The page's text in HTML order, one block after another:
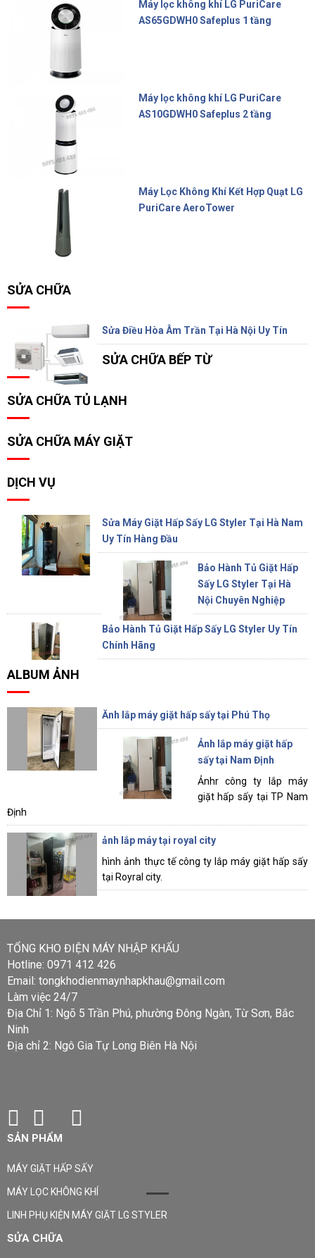
Máy lọc không khí LG PuriCare
AS65GDWH0 Safeplus 1 tầng
Máy lọc không khí LG PuriCare
AS10GDWH0 Safeplus 2 tầng
Máy Lọc Không Khí Kết Hợp Quạt LG
PuriCare AeroTower
SỬA CHỮA
Sửa Điều Hòa Âm Trần Tại Hà Nội Uy Tín
SỬA CHỮA BẾP TỪ
SỬA CHỮA TỦ LẠNH
SỬA CHỮA MÁY GIẶT
DỊCH VỤ
Sửa Máy Giặt Hấp Sấy LG Styler Tại Hà Nam
Uy Tín Hàng Đầu
Bảo Hành Tủ Giặt Hấp
Sấy LG Styler Tại Hà
Nội Chuyên Nghiệp
Bảo Hành Tủ Giặt Hấp Sấy LG Styler Uy Tín
Chính Hãng
ALBUM ẢNH
Ănh lắp máy giặt hấp sấy tại Phú Thọ
Ảnh lắp máy giặt hấp
sấy tại Nam Định
Ảnhr công ty lắp máy
giặt hấp sấy tại TP Nam
Định
ảnh lắp máy tại royal city
hình ảnh thực tế công ty lắp máy giặt hấp sấy
tại Royral city.
TỔNG KHO ĐIỆN MÁY NHẬP KHẨU
Hotline: 0971 412 426
Email: tongkhodienmaynhapkhau@gmail.com
Làm việc 24/7
Địa Chỉ 1: Ngõ 5 Trần Phú, phường Đông Ngàn, Từ Sơn, Bắc
Ninh
Địa chỉ 2: Ngô Gia Tự Long Biên Hà Nội
SẢN PHẨM
MÁY GIẶT HẤP SẤY
MÁY LỌC KHÔNG KHÍ
LINH PHỤ KIỆN MÁY GIẶT LG STYLER
SỬA CHỮA